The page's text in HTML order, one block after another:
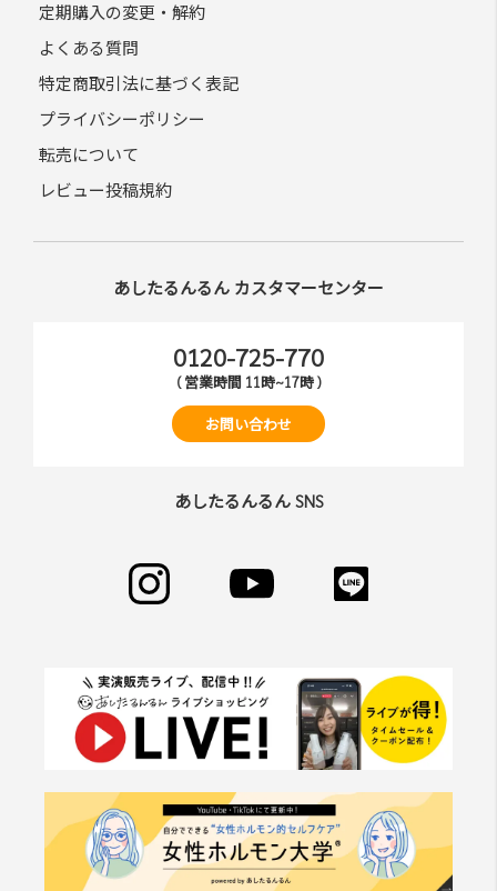
定期購入の変更・解約
よくある質問
特定商取引法に基づく表記
プライバシーポリシー
転売について
レビュー投稿規約
あしたるんるん カスタマーセンター
0120-725-770
( 営業時間 11時~17時 )
お問い合わせ
あしたるんるん SNS